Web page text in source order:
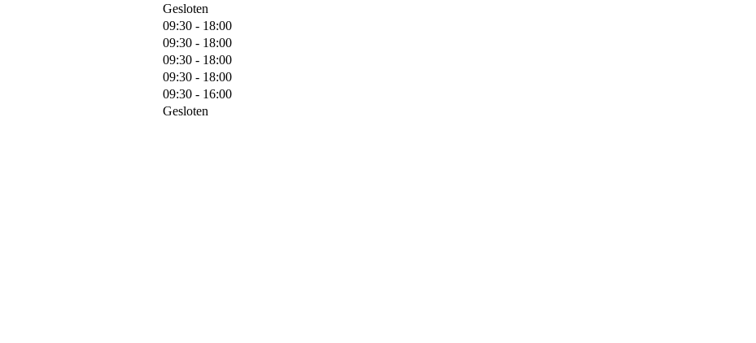
Gesloten
09:30 - 18:00
09:30 - 18:00
09:30 - 18:00
09:30 - 18:00
09:30 - 16:00
Gesloten